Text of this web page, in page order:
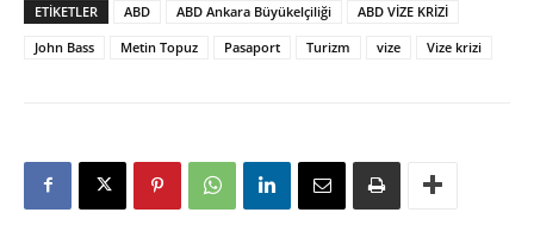
ETIKETLER ABD ABD Ankara Büyükelçiliği
ABD VİZE KRİZİ
John Bass
Metin Topuz Pasaport Turizm vize Vize krizi